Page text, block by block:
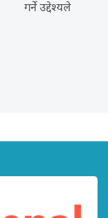
गर्ने उद्देश्यले